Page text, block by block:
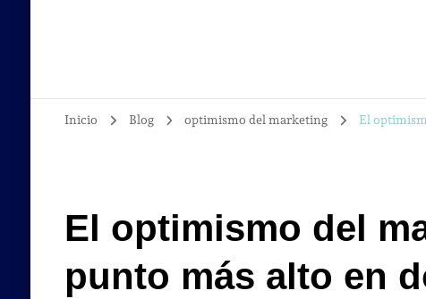
Inicio Blog optimismo del marketing El
El optimismo del
punto más alto en